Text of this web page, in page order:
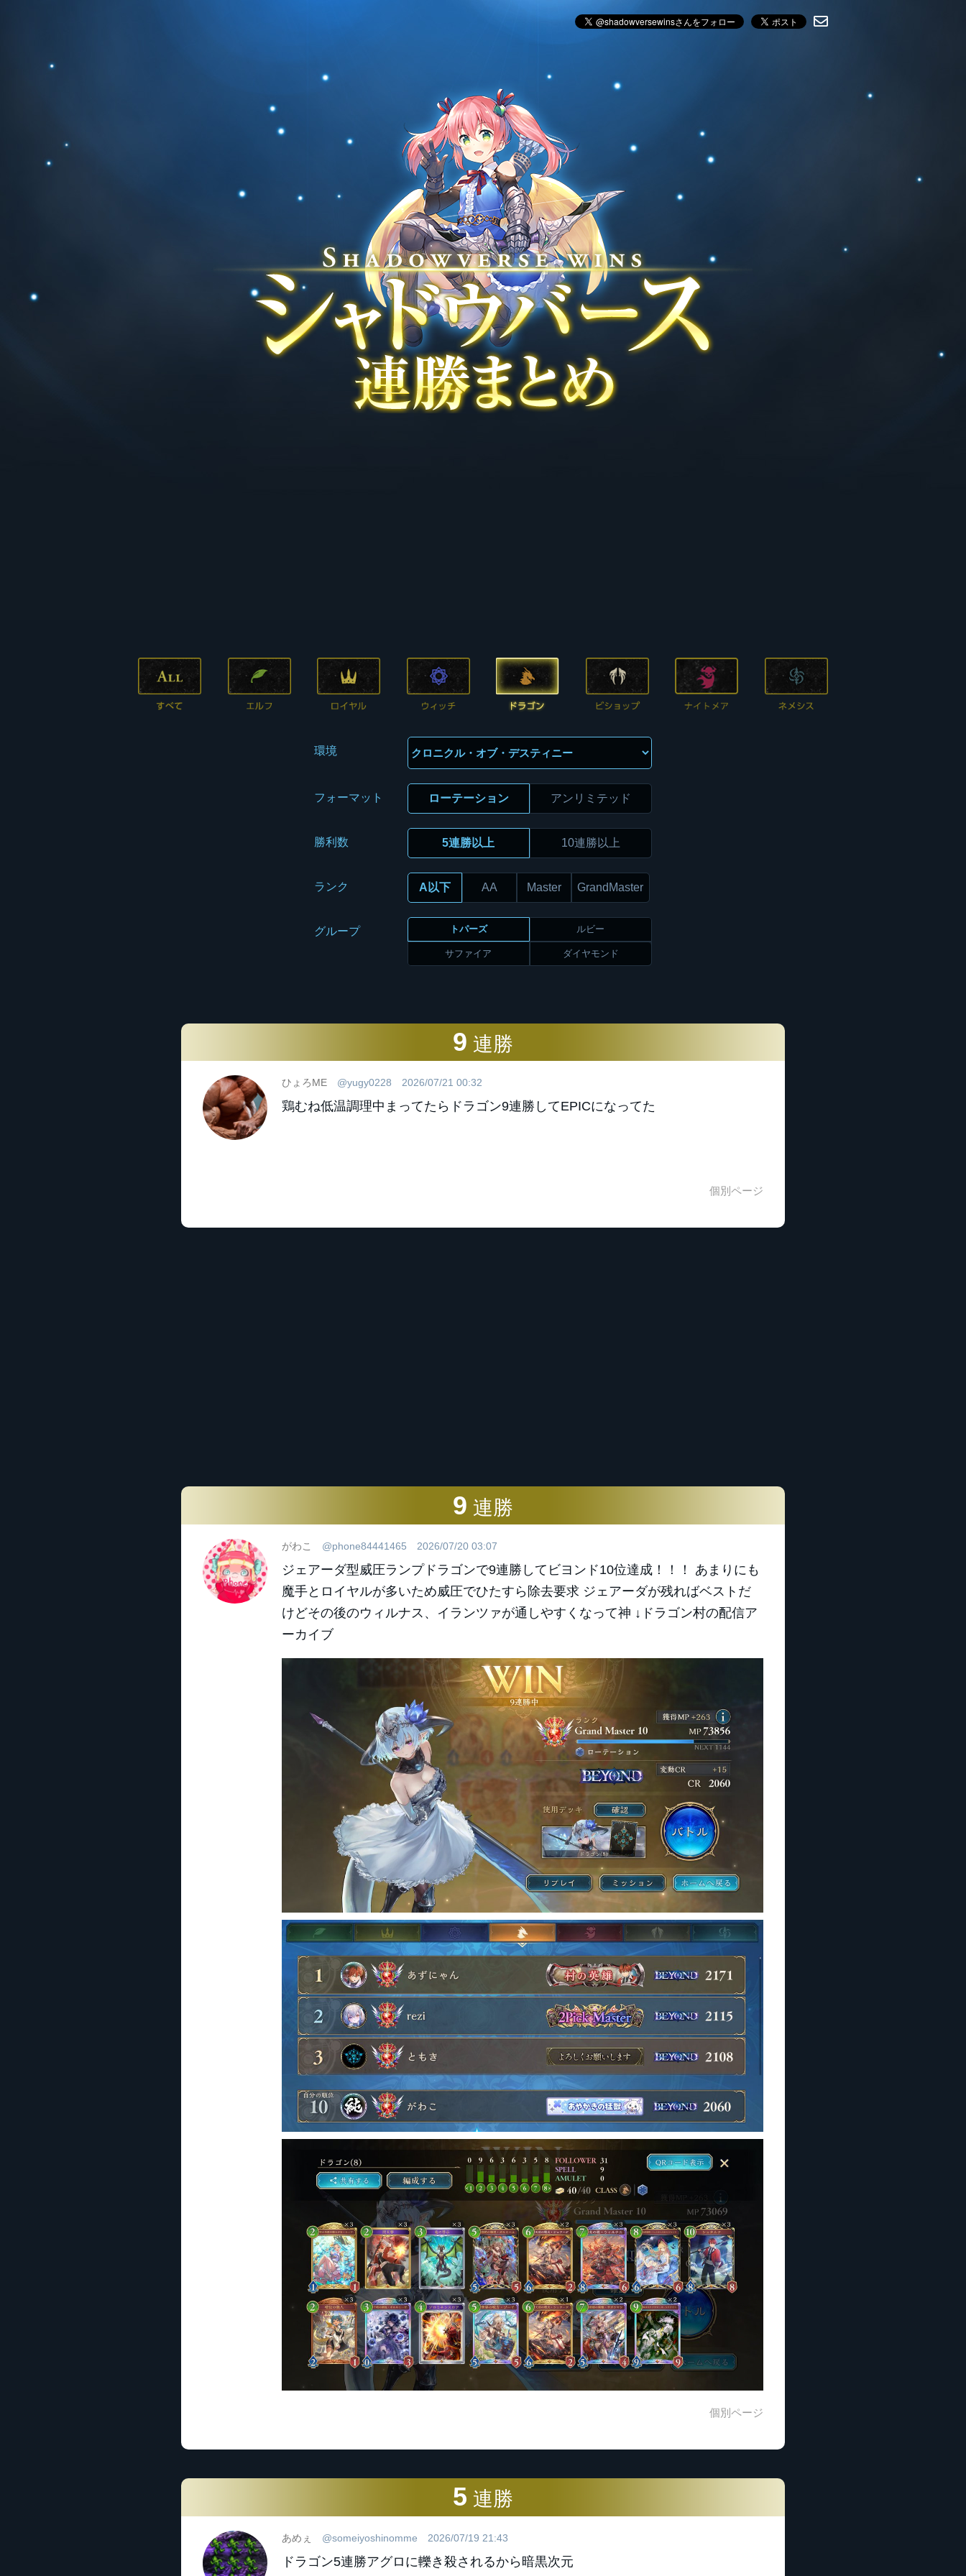
環境
フォーマット ローテーション アンリミテッド
勝利数 5連勝以上 10連勝以上
ランク A以下 AA Master GrandMaster
グループ トパーズ ルビー
サファイア ダイヤモンド
9 連勝
ひょろME @yugy0228 2026/07/21 00:32
鶏むね低温調理中まってたらドラゴン9連勝してEPICになってた
個別ページ
9 連勝
がわこ @phone84441465 2026/07/20 03:07
ジェアーダ型威圧ランプドラゴンで9連勝してビヨンド10位達成！！！ あまりにも
魔手とロイヤルが多いため威圧でひたすら除去要求 ジェアーダが残ればベストだ
けどその後のウィルナス、イランツァが通しやすくなって神 ↓ドラゴン村の配信ア
ーカイブ
個別ページ
5 連勝
あめぇ @someiyoshinomme 2026/07/19 21:43
ドラゴン5連勝アグロに轢き殺されるから暗黒次元